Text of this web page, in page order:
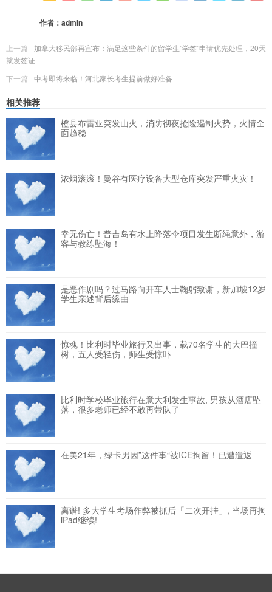
作者： admin
上一篇
加拿大移民部再宣布：满足这些条件的留学生”学签”申请优先处理，20天
就发签证
下一篇
中考即将来临！河北家长考生提前做好准备
相关推荐
橙县布雷亚突发山火，消防彻夜抢险遏制火势，火情全
面趋稳
浓烟滚滚！曼谷有医疗设备大型仓库突发严重火灾！
幸无伤亡！普吉岛有水上降落伞项目发生断绳意外，游
客与教练坠海！
是恶作剧吗？过马路向开车人士鞠躬致谢，新加坡12岁
学生亲述背后缘由
惊魂！比利时毕业旅行又出事，载70名学生的大巴撞
树，五人受轻伤，师生受惊吓
比利时学校毕业旅行在意大利发生事故, 男孩从酒店坠
落，很多老师已经不敢再带队了
在美21年，绿卡男因”这件事“被ICE拘留！已遭遣返
离谱! 多大学生考场作弊被抓后「二次开挂」, 当场再掏
iPad继续!